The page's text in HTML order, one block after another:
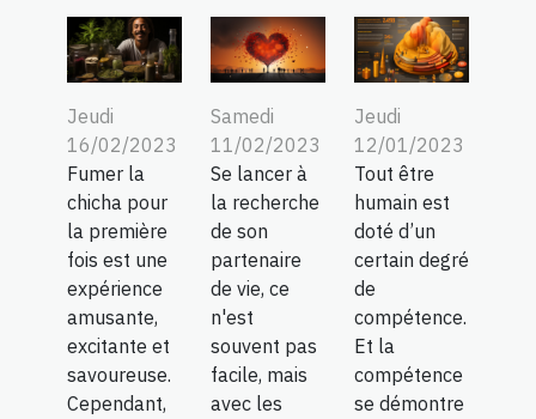
Jeudi
16/02/2023
Fumer la
chicha pour
la première
fois est une
expérience
amusante,
excitante et
savoureuse.
Cependant,
Samedi
11/02/2023
Se lancer à
la recherche
de son
partenaire
de vie, ce
n'est
souvent pas
facile, mais
avec les
Jeudi
12/01/2023
Tout être
humain est
doté d’un
certain degré
de
compétence.
Et la
compétence
se démontre